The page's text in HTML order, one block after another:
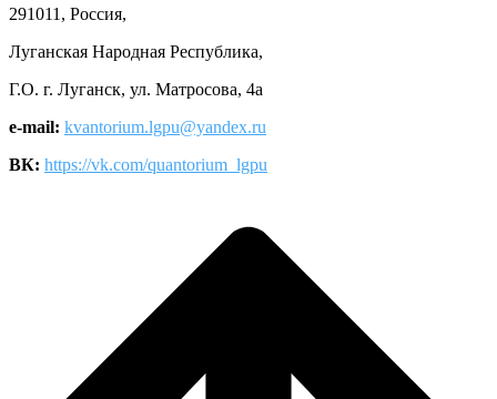
291011, Россия,
Луганская Народная Республика,
Г.О. г. Луганск, ул. Матросова, 4а
e-mail: kvantorium.lgpu@yandex.ru
ВК: https://vk.com/quantorium_lgpu